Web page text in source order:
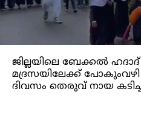
ജില്ലയിലെ ബേക്കല്‍
മദ്രസയിലേക്ക്
ദിവസം തെരുവ് നായ